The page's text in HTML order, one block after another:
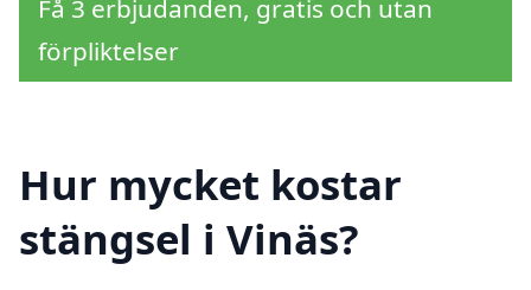
Få 3 erbjudanden, gratis och utan
förpliktelser
Hur mycket kostar
stängsel i Vinäs?